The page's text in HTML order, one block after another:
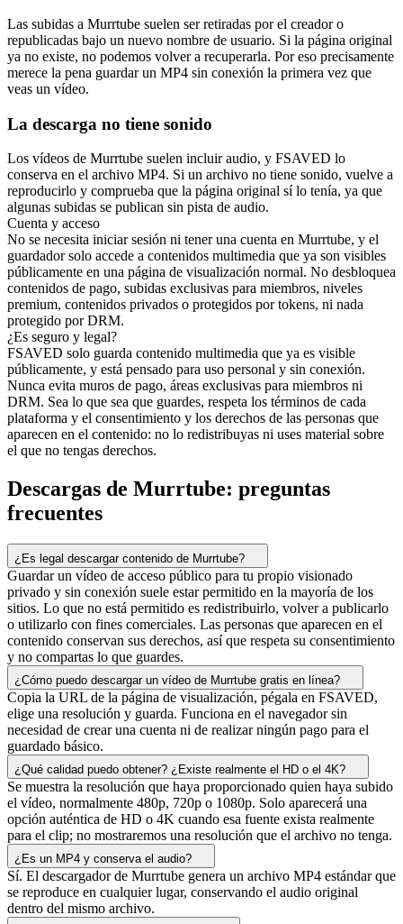
Las subidas a Murrtube suelen ser retiradas por el creador o
republicadas bajo un nuevo nombre de usuario. Si la página original
ya no existe, no podemos volver a recuperarla. Por eso precisamente
merece la pena guardar un MP4 sin conexión la primera vez que
veas un vídeo.
La descarga no tiene sonido
Los vídeos de Murrtube suelen incluir audio, y FSAVED lo
conserva en el archivo MP4. Si un archivo no tiene sonido, vuelve a
reproducirlo y comprueba que la página original sí lo tenía, ya que
algunas subidas se publican sin pista de audio.
Cuenta y acceso
No se necesita iniciar sesión ni tener una cuenta en Murrtube, y el
guardador solo accede a contenidos multimedia que ya son visibles
públicamente en una página de visualización normal. No desbloquea
contenidos de pago, subidas exclusivas para miembros, niveles
premium, contenidos privados o protegidos por tokens, ni nada
protegido por DRM.
¿Es seguro y legal?
FSAVED solo guarda contenido multimedia que ya es visible
públicamente, y está pensado para uso personal y sin conexión.
Nunca evita muros de pago, áreas exclusivas para miembros ni
DRM. Sea lo que sea que guardes, respeta los términos de cada
plataforma y el consentimiento y los derechos de las personas que
aparecen en el contenido: no lo redistribuyas ni uses material sobre
el que no tengas derechos.
Descargas de Murrtube: preguntas
frecuentes
¿Es legal descargar contenido de Murrtube?
Guardar un vídeo de acceso público para tu propio visionado
privado y sin conexión suele estar permitido en la mayoría de los
sitios. Lo que no está permitido es redistribuirlo, volver a publicarlo
o utilizarlo con fines comerciales. Las personas que aparecen en el
contenido conservan sus derechos, así que respeta su consentimiento
y no compartas lo que guardes.
¿Cómo puedo descargar un vídeo de Murrtube gratis en línea?
Copia la URL de la página de visualización, pégala en FSAVED,
elige una resolución y guarda. Funciona en el navegador sin
necesidad de crear una cuenta ni de realizar ningún pago para el
guardado básico.
¿Qué calidad puedo obtener? ¿Existe realmente el HD o el 4K?
Se muestra la resolución que haya proporcionado quien haya subido
el vídeo, normalmente 480p, 720p o 1080p. Solo aparecerá una
opción auténtica de HD o 4K cuando esa fuente exista realmente
para el clip; no mostraremos una resolución que el archivo no tenga.
¿Es un MP4 y conserva el audio?
Sí. El descargador de Murrtube genera un archivo MP4 estándar que
se reproduce en cualquier lugar, conservando el audio original
dentro del mismo archivo.